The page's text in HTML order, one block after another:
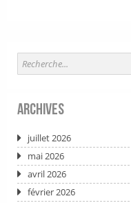
Archives
juillet 2026
mai 2026
avril 2026
février 2026